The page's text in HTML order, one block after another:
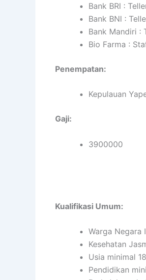
Bank BRI :
Bank BNI :
Bank Mandiri :
Bio Farma :
Penempatan:
Kepulauan
Gaji:
3900000
Kualifikasi Umum:
Warga Negara
Kesehatan
Usia minimal
Pendidikan